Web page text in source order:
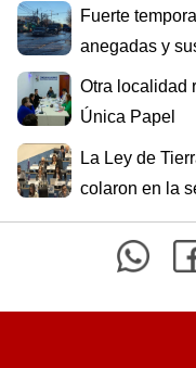
Fuerte
anegadas y
Otra localidad
Única Papel
La Ley de
colaron en la